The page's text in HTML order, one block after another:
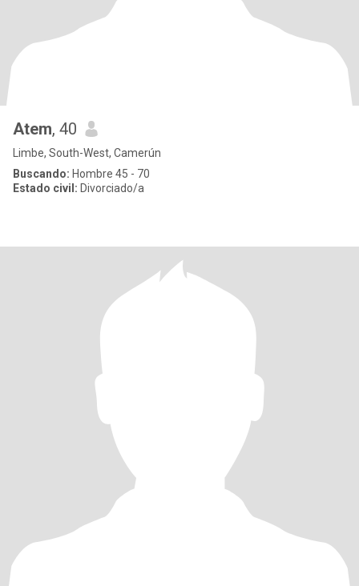
Atem, 40
Limbe, South-West, Camerún
Buscando: Hombre 45 - 70
Estado civil: Divorciado/a